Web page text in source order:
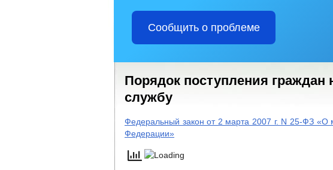
Сообщить о проблеме
Порядок поступления
службу
Федеральный закон от 2 марта 2007 г. N 25-ФЗ «О
Федерации»